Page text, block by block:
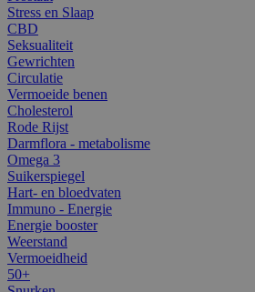
Stress en Slaap
CBD
Seksualiteit
Gewrichten
Circulatie
Vermoeide benen
Cholesterol
Rode Rijst
Darmflora - metabolisme
Omega 3
Suikerspiegel
Hart- en bloedvaten
Immuno - Energie
Energie booster
Weerstand
Vermoeidheid
50+